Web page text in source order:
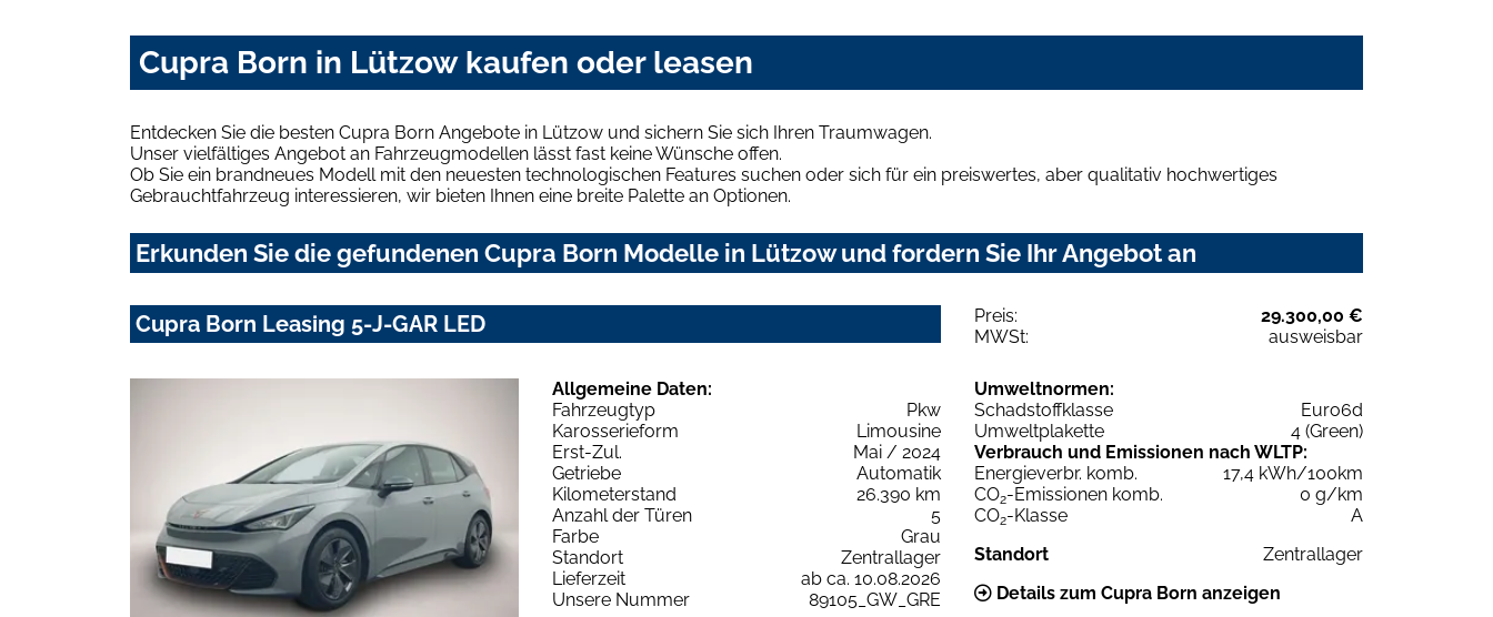
Cupra Born in Lützow kaufen oder leasen
Entdecken Sie die besten Cupra Born Angebote in Lützow und sichern Sie sich Ihren Traumwagen.
Unser vielfältiges Angebot an Fahrzeugmodellen lässt fast keine Wünsche offen.
Ob Sie ein brandneues Modell mit den neuesten technologischen Features suchen oder sich für ein preiswertes, aber qualitativ hochwertiges
Gebrauchtfahrzeug interessieren, wir bieten Ihnen eine breite Palette an Optionen.
Erkunden Sie die gefundenen Cupra Born Modelle in Lützow und fordern Sie Ihr Angebot an
Cupra Born Leasing 5-J-GAR LED Preis:
29.300,00 €
MWSt:
ausweisbar
Allgemeine Daten:
Fahrzeugtyp
Pkw
Karosserieform
Limousine
Erst-Zul.
Mai / 2024
Getriebe
Automatik
Kilometerstand
26.390 km
Anzahl der Türen
5
Farbe
Grau
Standort
Zentrallager
Lieferzeit
ab ca. 10.08.2026
Unsere Nummer
89105_GW_GRE
Umweltnormen:
Schadstoffklasse
Euro6d
Umweltplakette
4 (Green)
Verbrauch und Emissionen nach WLTP:
Energieverbr. komb.
17,4 kWh/100km
CO2-Emissionen komb.
0 g/km
CO2-Klasse
A
Standort
Zentrallager
Details zum Cupra Born anzeigen